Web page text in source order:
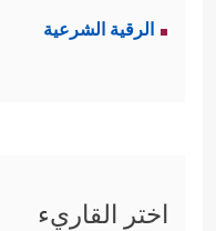
الرقية الشرعية
اختر القاريء